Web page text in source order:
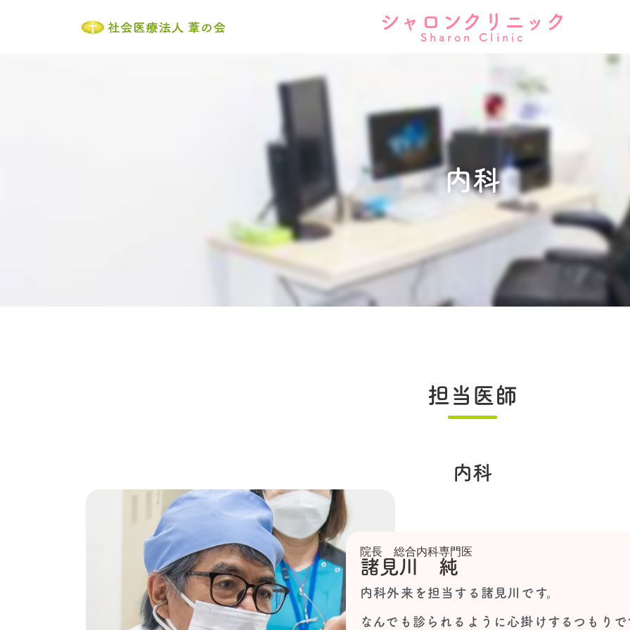
シャロンクリニック
Sharon Clinic
内科
担当医師
内科
院長 総合内科専門医
諸見川 純
内科外来を担当する諸見川です。
なんでも診られるように心掛けするつもりで